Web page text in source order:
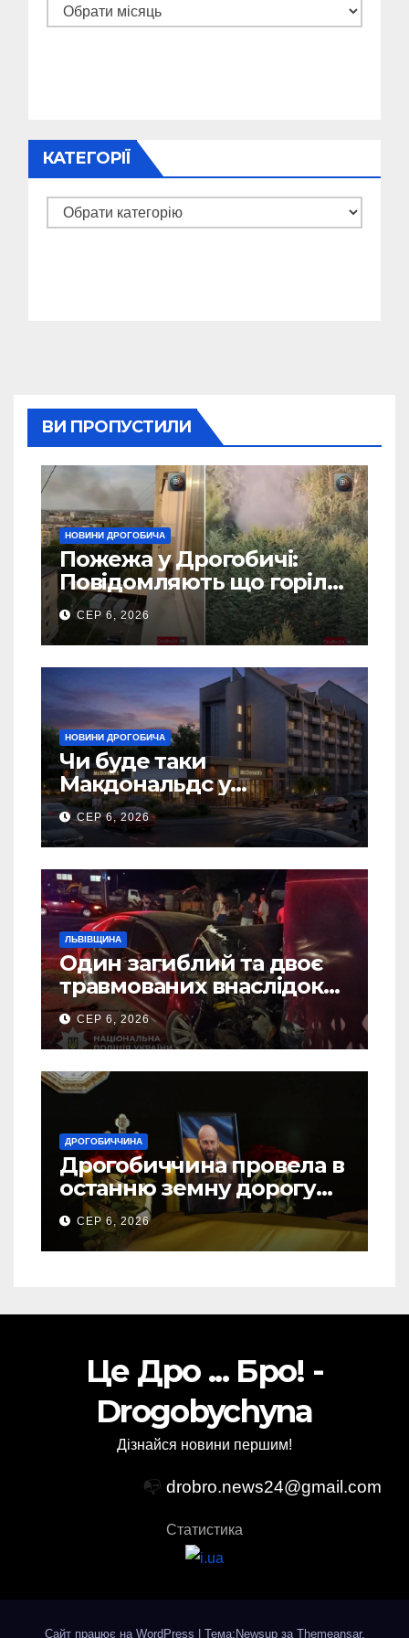
Архіви
КАТЕГОРІЇ
Категорії
ВИ ПРОПУСТИЛИ
НОВИНИ ДРОГОБИЧА
Пожежа у Дрогобичі:
Повідомляють що горіло
5 гаражів (Відео)
СЕР 6, 2026
НОВИНИ ДРОГОБИЧА
Чи буде таки
Макдональдс у
Дрогобичі? (Фото)
СЕР 6, 2026
ЛЬВІВЩИНА
Один загиблий та двоє
травмованих внаслідок
ДТП на Самбірщині
СЕР 6, 2026
ДРОГОБИЧЧИНА
Дрогобиччина провела в
останню земну дорогу
свого Захисника – Олега
Торського
СЕР 6, 2026
Це Дро ... Бро! -
Drogobychyna
Дізнайся новини першим!
📭 drobro.news24@gmail.com
Статистика
Сайт працює на WordPress Тема:Newsup за Themeansar.